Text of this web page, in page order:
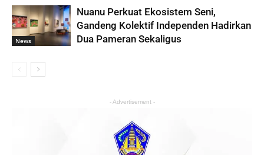
News
Nuanu Perkuat Ekosistem Seni,
Gandeng Kolektif Independen Hadirkan
Dua Pameran Sekaligus
- Advertisement -